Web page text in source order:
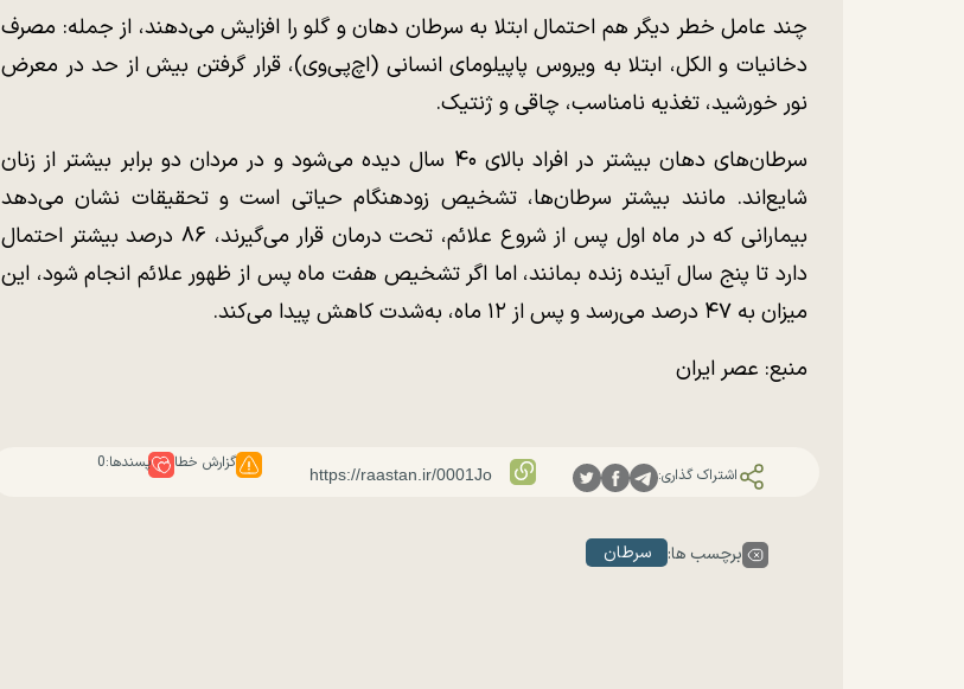
چند عامل خطر دیگر هم احتمال ابتلا به سرطان دهان و گلو را افزایش می‌دهند، از جمله: مصرف
دخانیات و الکل، ابتلا به ویروس پاپیلومای انسانی (اچ‌پی‌وی)، قرار گرفتن بیش از حد در معرض
نور خورشید، تغذیه نامناسب، چاقی و ژنتیک.
سرطان‌های دهان بیشتر در افراد بالای ۴۰ سال دیده می‌شود و در مردان دو برابر بیشتر از زنان
شایع‌‌اند. مانند بیشتر سرطان‌ها، تشخیص زودهنگام حیاتی است و تحقیقات نشان می‌دهد
بیمارانی که در ماه اول پس از شروع علائم، تحت درمان قرار می‌گیرند، ۸۶ درصد بیشتر احتمال
دارد تا پنج سال آینده زنده بمانند، اما اگر تشخیص هفت ماه پس از ظهور علائم انجام شود، این
میزان به ۴۷ درصد می‌رسد و پس از ۱۲ ماه، به‌شدت کاهش پیدا می‌کند.
منبع: عصر ایران
اشتراک گذاری:
گزارش خطا پسندها:0
برچسب ها: سرطان